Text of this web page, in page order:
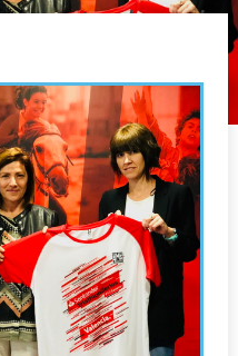
santander series